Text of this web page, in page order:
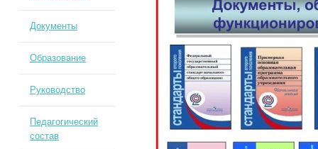
Документы
Образование
Руководство
Педагогический
состав